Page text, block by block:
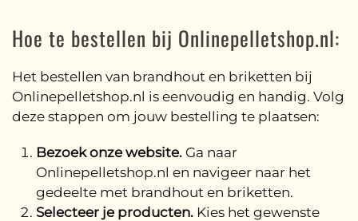
Hoe te bestellen bij Onlinepelletshop.nl:
Het bestellen van brandhout en briketten bij
Onlinepelletshop.nl is eenvoudig en handig. Volg
deze stappen om jouw bestelling te plaatsen:
Bezoek onze website. Ga naar
Onlinepelletshop.nl en navigeer naar het
gedeelte met brandhout en briketten.
Selecteer je producten. Kies het gewenste